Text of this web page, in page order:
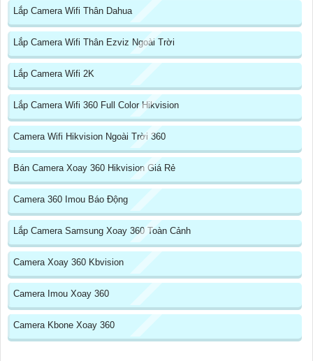
Lắp Camera Wifi Thân Dahua
Lắp Camera Wifi Thân Ezviz Ngoài Trời
Lắp Camera Wifi 2K
Lắp Camera Wifi 360 Full Color Hikvision
Camera Wifi Hikvision Ngoài Trời 360
Bán Camera Xoay 360 Hikvision Giá Rẻ
Camera 360 Imou Báo Động
Lắp Camera Samsung Xoay 360 Toàn Cảnh
Camera Xoay 360 Kbvision
Camera Imou Xoay 360
Camera Kbone Xoay 360